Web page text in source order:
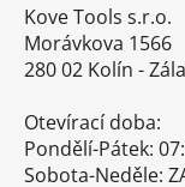
Kove Tools s.r.o.
Morávkova 1566
280 02 Kolín -
Otevírací doba:
Pondělí-Pátek:
Sobota-Neděle: